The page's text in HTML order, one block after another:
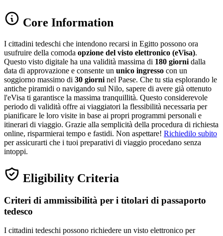
Core Information
I cittadini tedeschi che intendono recarsi in Egitto possono ora
usufruire della comoda opzione del visto elettronico (eVisa).
Questo visto digitale ha una validità massima di 180 giorni dalla
data di approvazione e consente un unico ingresso con un
soggiorno massimo di 30 giorni nel Paese. Che tu stia esplorando le
antiche piramidi o navigando sul Nilo, sapere di avere già ottenuto
l'eVisa ti garantisce la massima tranquillità. Questo considerevole
periodo di validità offre ai viaggiatori la flessibilità necessaria per
pianificare le loro visite in base ai propri programmi personali e
itinerari di viaggio. Grazie alla semplicità della procedura di richiesta
online, risparmierai tempo e fastidi. Non aspettare! Richiedilo subito
per assicurarti che i tuoi preparativi di viaggio procedano senza
intoppi.
Eligibility Criteria
Criteri di ammissibilità per i titolari di passaporto
tedesco
I cittadini tedeschi possono richiedere un visto elettronico per